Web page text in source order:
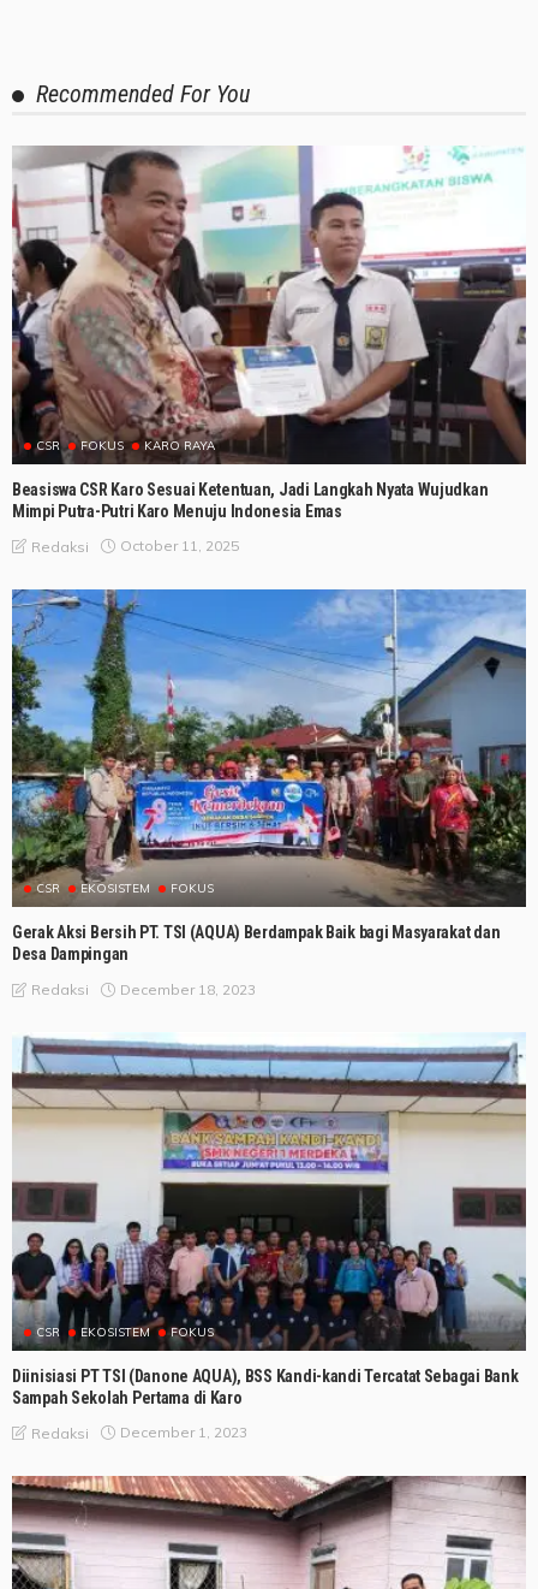
Recommended For You
CSR FOKUS KARO RAYA
Beasiswa CSR Karo Sesuai Ketentuan, Jadi Langkah Nyata Wujudkan
Mimpi Putra-Putri Karo Menuju Indonesia Emas
Redaksi October 11, 2025
CSR EKOSISTEM FOKUS
Gerak Aksi Bersih PT. TSI (AQUA) Berdampak Baik bagi Masyarakat dan
Desa Dampingan
Redaksi December 18, 2023
CSR EKOSISTEM FOKUS
Diinisiasi PT TSI (Danone AQUA), BSS Kandi-kandi Tercatat Sebagai Bank
Sampah Sekolah Pertama di Karo
Redaksi December 1, 2023